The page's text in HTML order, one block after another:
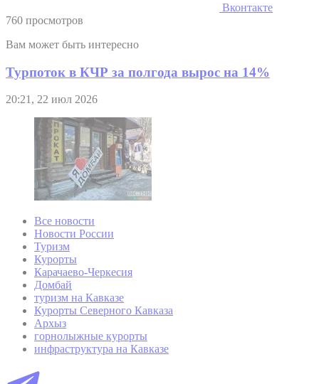
Вконтакте
760 просмотров
Вам может быть интересно
Турпоток в КЧР за полгода вырос на 14%
20:21, 22 июл 2026
Все новости
Новости России
Туризм
Курорты
Карачаево-Черкесия
Домбай
туризм на Кавказе
Курорты Северного Кавказа
Архыз
горнолыжные курорты
инфраструктура на Кавказе